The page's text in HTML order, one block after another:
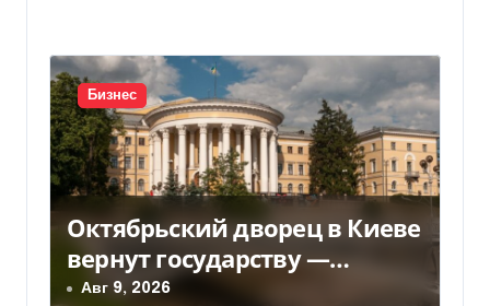
и
с
я
м
Бизнес
Октябрьский дворец в Киеве
вернут государству —
решение суда — Delo.ua
Авг 9, 2026